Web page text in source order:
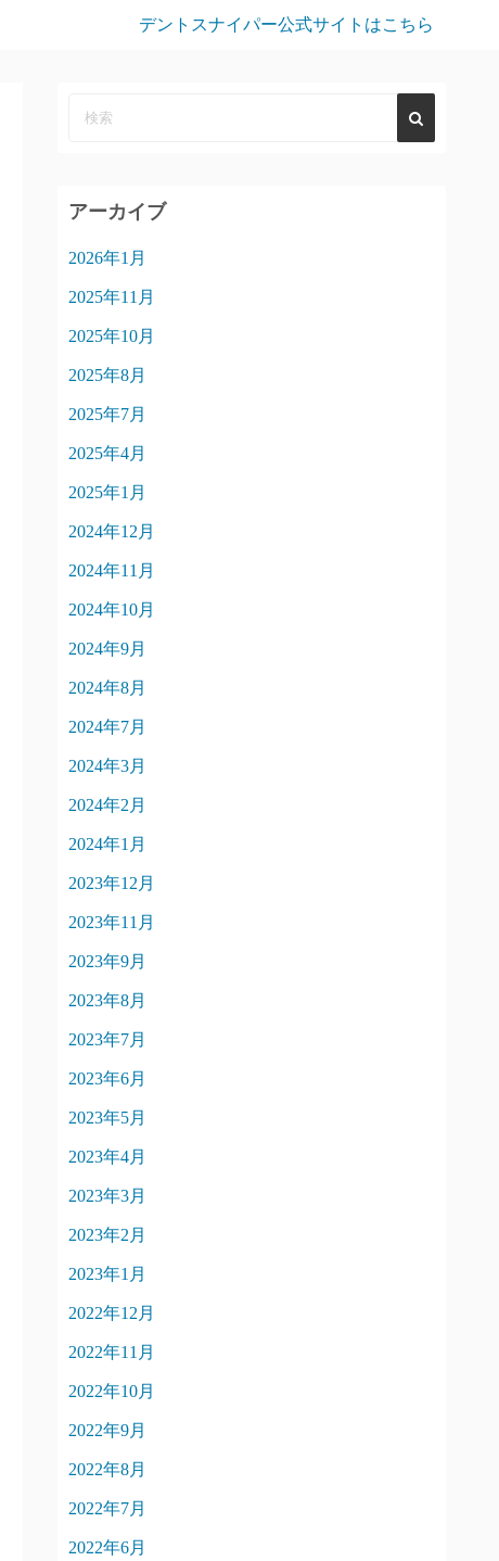
デントスナイパー公式サイトはこちら
アーカイブ
2026年1月
2025年11月
2025年10月
2025年8月
2025年7月
2025年4月
2025年1月
2024年12月
2024年11月
2024年10月
2024年9月
2024年8月
2024年7月
2024年3月
2024年2月
2024年1月
2023年12月
2023年11月
2023年9月
2023年8月
2023年7月
2023年6月
2023年5月
2023年4月
2023年3月
2023年2月
2023年1月
2022年12月
2022年11月
2022年10月
2022年9月
2022年8月
2022年7月
2022年6月